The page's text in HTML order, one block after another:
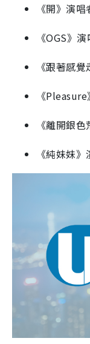
《開》演
《OGS》
《跟著感
《
《離開銀
《純妹妹